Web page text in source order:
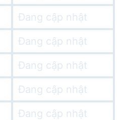
Đang cập nhật
Đang cập nhật
Đang cập nhật
Đang cập nhật
Đang cập nhật